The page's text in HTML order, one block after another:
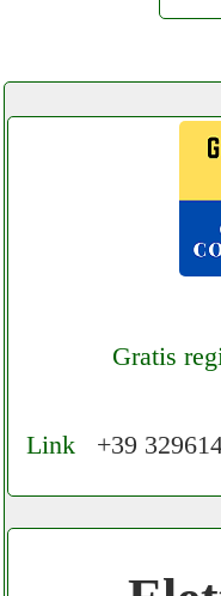
Gratis
Cerchiamo
€ Mese
Link+39